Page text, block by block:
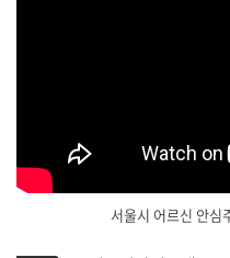
서울시 어르신 안심